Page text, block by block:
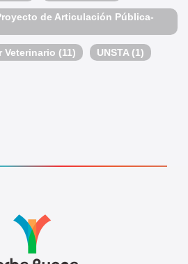
de Articulación Pública-
Veterinario (11) UNSTA(1)